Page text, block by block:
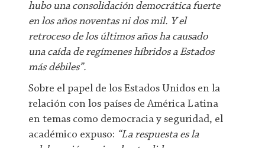
hubo una consolidación democrática fuerte
en los años noventas ni dos mil. Y el
retroceso de los últimos años ha causado
una caída de regímenes híbridos a Estados
más débiles”.
Sobre el papel de los Estados Unidos en la
relación con los países de América Latina
en temas como democracia y seguridad, el
académico expuso: “La respuesta es la